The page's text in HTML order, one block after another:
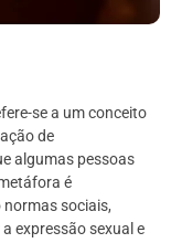
se a um conceito
de
algumas pessoas
é
sociais,
expressão sexual e